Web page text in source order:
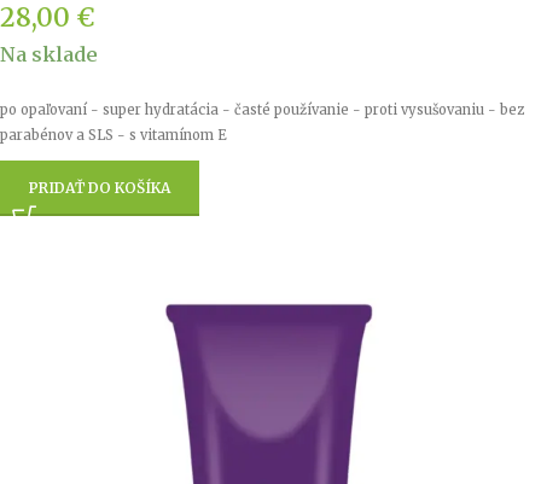
28,00 €
Na sklade
po opaľovaní - super hydratácia - časté používanie - proti vysušovaniu - bez
parabénov a SLS - s vitamínom E
PRIDAŤ DO KOŠÍKA